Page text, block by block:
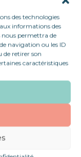
des technologies
informations des
nous permettra de
navigation ou les ID
de retirer son
caractéristiques
d’antenne,
Protection
ou
vos collègues
serez en
sous
de conseil ;
des
autorité ;
à
mandataires